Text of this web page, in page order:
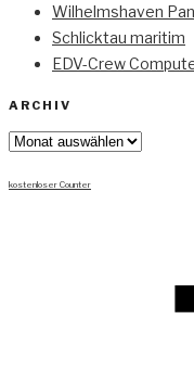
Wilhelmshaven
Schlicktau maritim
EDV-Crew
ARCHIV
Archiv
kostenloser Counter